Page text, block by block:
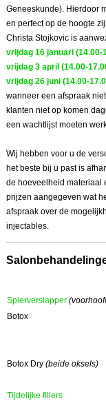
Geneeskunde). Hierdoor
en perfect op de hoogte
Christa Stojkovic is
vrijdag 16 januari (14.00-
vrijdag 3 april (14.00-
vrijdag 26 juni (14.00-
wanneer een afspraak
klanten niet op komen
een wachtlijst moeten
Wij hebben voor u de
het beste bij u past is
de hoeveelheid materiaal
prijzen aangegeven wat
afspraak over de
injectables.
Spierverslapper
Botox
Botox Dry (beide oksels)
Tijdelijke fillers